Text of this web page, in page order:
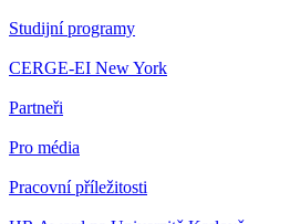
Studijní programy
CERGE-EI New York
Partneři
Pro média
Pracovní příležitosti